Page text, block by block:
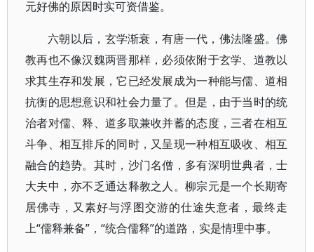
元好佛的原因时实可资借鉴。
六朝以后，玄学渐衰，有唐一代，佛法隆盛。佛
教再也不像汉魏两晋那样，必须依附于玄学、道教以
求其生存和发展，它已经发展成为一种能与儒、道相
抗衡的思想意识和社会力量了。但是，由于当时的统
治者对儒、释、道多取兼收并蓄的态度，三者在相互
斗争、相互排斥的同时，又呈现一种相互吸收、相互
融合的趋势。其时，沙门名僧，多有深明世典者，士
大夫中，亦不乏通达释教之人。柳宗元是一个长期寄
居佛寺，又素好与浮图交游的仕途失意者，最终走
上“儒释兼备”，“统合儒释”的道路，实是情理中事。